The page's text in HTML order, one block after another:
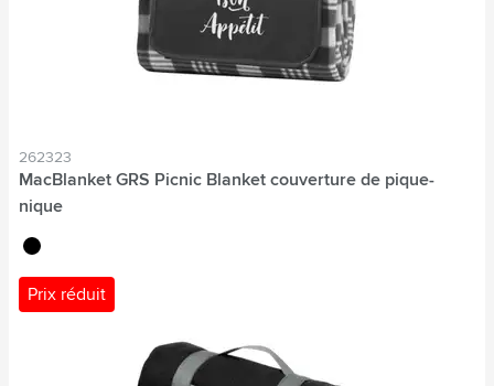
262323
MacBlanket GRS Picnic Blanket couverture de pique-
nique
noir
Prix réduit